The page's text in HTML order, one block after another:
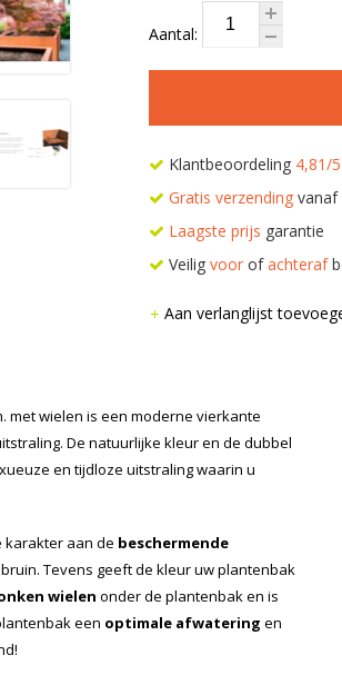
Aantal:
Klantbeoordeling 4,81/5
Gratis verzendingvanaf
Laagste prijs garantie
Veilig voorofachteraf
Aan verlanglijst
met wielen is een moderne vierkante
De natuurlijke kleur en de dubbel
en tijdloze uitstraling waarin u
karakter aan de beschermende
Tevens geeft de kleur uw plantenbak
wielen onder de plantenbak en is
een optimale afwatering en